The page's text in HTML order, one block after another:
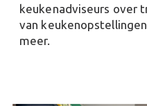
keukenadviseurs over
van
meer.